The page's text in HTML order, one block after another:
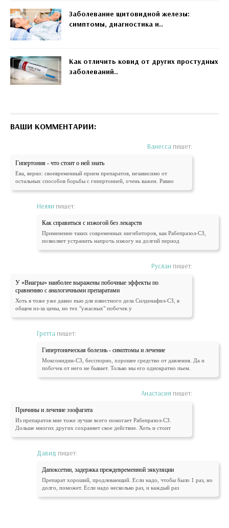
Заболевание щитовидной железы:
симптомы, диагностика и..
Как отличить ковид от других простудных
заболеваний..
ВАШИ КОММЕНТАРИИ:
Ванесса пишет:
Гипертония - что стоит о ней знать
Ева, верно: своевременный прием препаратов, независимо от
остальных способов борьбы с гипертонией, очень важен. Равно
Нелли пишет:
Как справиться с изжогой без лекарств
Применение таких современных ингибиторов, как Рабепразол-СЗ,
позволяет устранить напрочь изжогу на долгий период
Руслан пишет:
У «Виагры» наиболее выражены побочные эффекты по
сравнению с аналогичными препаратами
Хоть я тоже уже давно пью для известного дела Силденафил-СЗ, в
общем из-за цены, но тех "ужасных" побочек у
Гретта пишет:
Гипертоническая болезнь - симптомы и лечение
Моксонидин-СЗ, бесспорно, хорошее средство от давления. Да и
побочек от него не бывает. Только мы его однократно пьем.
Анастасия пишет:
Причины и лечение эзофагита
Из препаратов мне тоже лучше всего помогает Рабепразол-СЗ.
Дольше многих других сохраняет свое действие. Хоть и стоит
Давид пишет:
Дапоксетин, задержка преждевременной эякуляции
Препарат хороший, продлевающий. Если надо, чтобы было 1 раз, но
долго, поможет. Если надо несколько раз, и каждый раз